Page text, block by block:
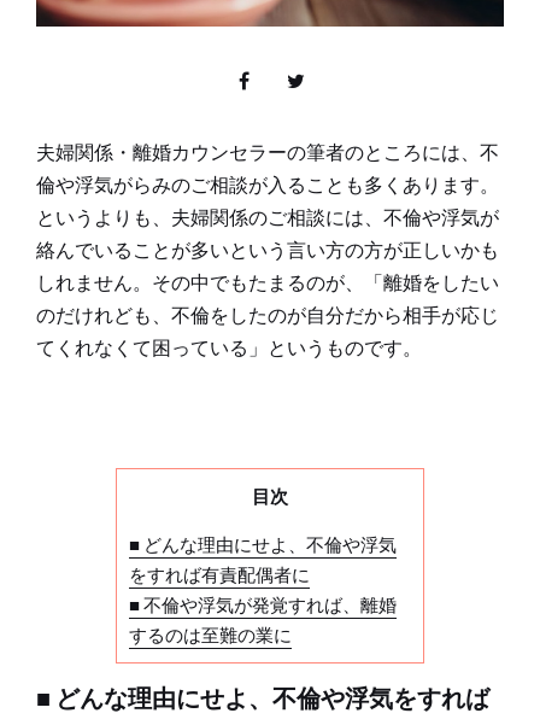
夫婦関係・離婚カウンセラーの筆者のところには、不
倫や浮気がらみのご相談が入ることも多くあります。
というよりも、夫婦関係のご相談には、不倫や浮気が
絡んでいることが多いという言い方の方が正しいかも
しれません。その中でもたまるのが、「離婚をしたい
のだけれども、不倫をしたのが自分だから相手が応じ
てくれなくて困っている」というものです。
目次
■ どんな理由にせよ、不倫や浮気
をすれば有責配偶者に
■ 不倫や浮気が発覚すれば、離婚
するのは至難の業に
■ どんな理由にせよ、不倫や浮気をすれば